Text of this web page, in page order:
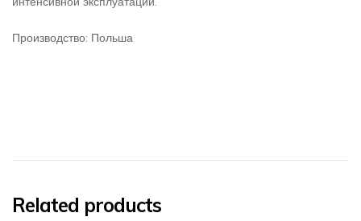
Производство: Польша
Related products